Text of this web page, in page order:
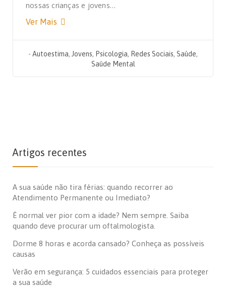
nossas crianças e jovens…
Ver Mais
- Autoestima, Jovens, Psicologia, Redes Sociais, Saúde,
Saúde Mental
Artigos recentes
A sua saúde não tira férias: quando recorrer ao
Atendimento Permanente ou Imediato?
É normal ver pior com a idade? Nem sempre. Saiba
quando deve procurar um oftalmologista.
Dorme 8 horas e acorda cansado? Conheça as possíveis
causas
Verão em segurança: 5 cuidados essenciais para proteger
a sua saúde